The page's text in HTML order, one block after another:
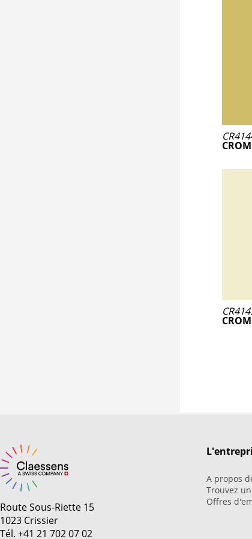
Route Sous-Riette 15
1023 Crissier
Tél. +41 21 702 07 02
A propos
Trouvez
Offres